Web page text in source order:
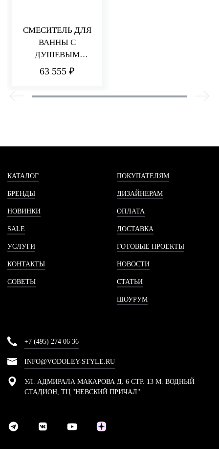
СМЕСИТЕЛЬ ДЛЯ
ВАННЫ С
ДУШЕВЫМ
КОМПЛЕКТОМ
63 555 ₽
КАТАЛОГ
БРЕНДЫ
НОВИНКИ
SALE
УСЛУГИ
КОНТАКТЫ
СОВЕТЫ
ПОКУПАТЕЛЯМ
ДИЗАЙНЕРАМ
ОПЛАТА
ДОСТАВКА
ГОТОВЫЕ ПРОЕКТЫ
НОВОСТИ
СТАТЬИ
ШОУРУМ
+7 (495) 274 06 36
INFO@VODOLEY-STYLE.RU
УЛ. АДМИРАЛА МАКАРОВА Д. 6 СТР. 13 М. ВОДНЫЙ
СТАДИОН, ТЦ "НЕВСКИЙ ПРИЧАЛ"